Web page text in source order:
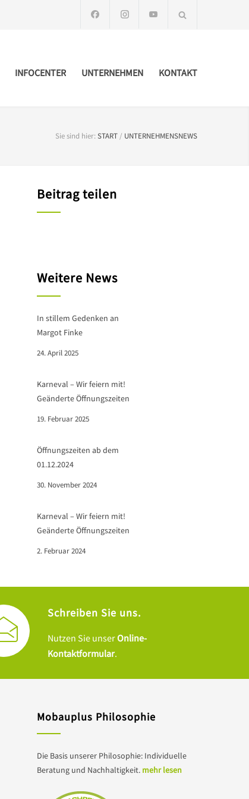
INFOCENTER UNTERNEHMEN KONTAKT
Sie sind hier:START / UNTERNEHMENSNEWS
Beitrag teilen
Weitere News
In stillem Gedenken an
Margot Finke
24. April 2025
Karneval – Wir feiern mit!
Geänderte Öffnungszeiten
19. Februar 2025
Öffnungszeiten ab dem
01.12.2024
30. November 2024
Karneval – Wir feiern mit!
Geänderte Öffnungszeiten
2. Februar 2024
Schreiben Sie uns.
Nutzen Sie unserOnline-
Kontaktformular.
Mobauplus Philosophie
Die Basis unserer Philosophie: Individuelle
Beratung und Nachhaltigkeit. mehr lesen